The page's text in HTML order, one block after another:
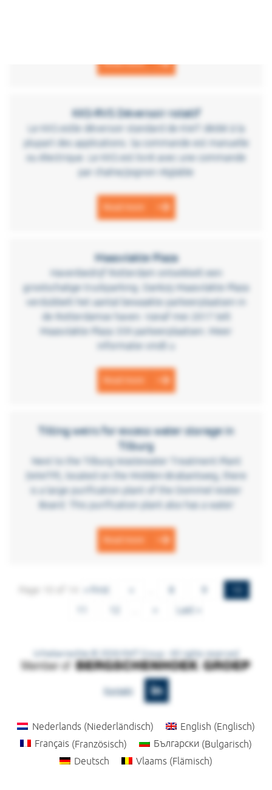
Read more
KKS-RVS Déversoir rotatif
Le KKS estle déversoir standard de KWT dédié à la
plupart des applications. Sa commande est manuelle
ou électrique. Le KKS est livré avec une commande
par chaîne/pignon réglable
Read more
Maasvlakte Plaza
Havenbedrijf Rotterdam ontwikkelt een
grootschalige truckparking. Dankzij Maasvlakte Plaza
verdubbelt het aantal bewaakte parkeerplaatsen in
de Rotterdamse haven. Vanaf mei 2017 telt
Maasvlakte Plaza 359 parkeerplaatsen. Meer
informatie vindt u
Read more
Tilting weirs for excess water storage in
Tilburg
Next to the Tilburg Wastewater Treatment Plant
(WWTP), located on the Midden-Brabantweg, there
is a large purification plant of the Dommel Water
Board. This purification plant also has a water
Read more
« First
Last »
Urheberrechte © 2026 KWT Group - All rights reserved
Kontakt
Nederlands(Niederländisch) English (Englisch)
Français (Französisch) Български (Bulgarisch)
Deutsch
Vlaams (Flämisch)